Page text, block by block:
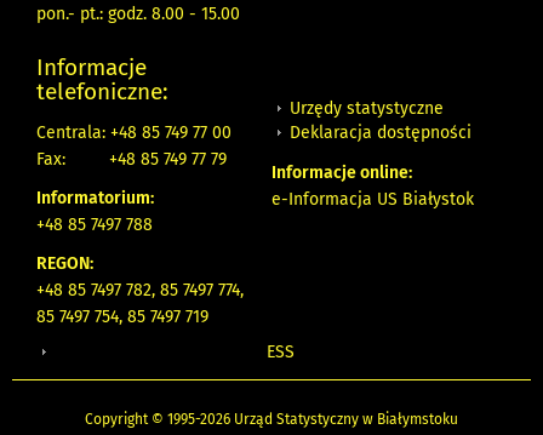
pon.- pt.: godz. 8.00 - 15.00
Informacje
telefoniczne:
Centrala: +48 85 749 77 00
Fax:
+48 85 749 77 79
Informatorium:
+48 85 7497 788
REGON:
+48 85 7497 782, 85 7497 774,
85 7497 754, 85 7497 719
Urzędy statystyczne
Deklaracja dostępności
Informacje online:
e-Informacja US Białystok
ESS
Copyright © 1995-2026 Urząd Statystyczny w Białymstoku